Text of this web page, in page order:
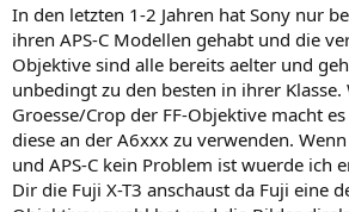
In den letzten 1-2 Jahren hat Sony nur
ihren APS-C Modellen gehabt und die
Objektive sind alle bereits aelter und
unbedingt zu den besten in ihrer Klasse.
Groesse/Crop der FF-Objektive macht
diese an der A6xxx zu verwenden.
und APS-C kein Problem ist wuerde ich
Dir die Fuji X-T3 anschaust da Fuji eine